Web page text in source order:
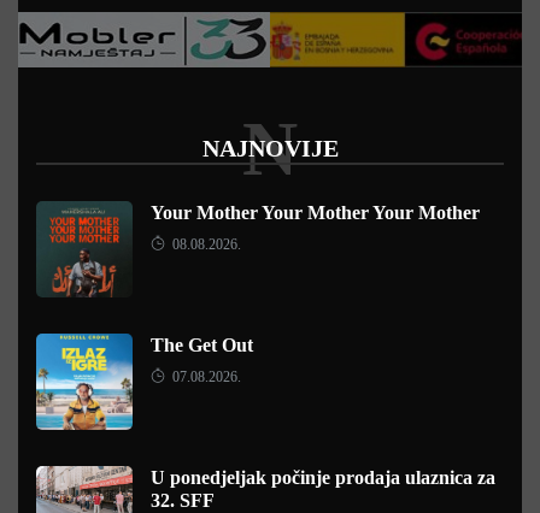
NAJNOVIJE
N
Your Mother Your Mother Your Mother
08.08.2026.
The Get Out
07.08.2026.
U ponedjeljak počinje prodaja ulaznica za
32. SFF